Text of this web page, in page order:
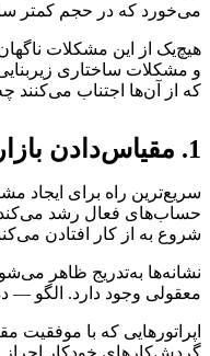
می‌خورد که در حجم کمتر
هیچ‌یک از این مشکلات
که از آن‌ها اجتناب می‌کنند
1. مقیاس‌دادن بازاریابی پیش از مقیاس‌دادن عملیات
سریع‌ترین راه برای ایجاد
شروع به از کار افتادن
نشانه‌ها به‌تدریج ظاهر
معقولی وجود دارد. الگو —
اپراتورهایی که با